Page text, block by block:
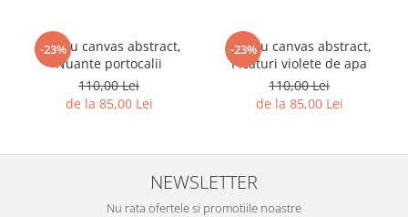
-23%
Tablou canvas abstract,
Nuante portocalii
110,00 Lei
de la 85,00 Lei
-23%
Tablou canvas abstract,
Picaturi violete de apa
110,00 Lei
de la 85,00 Lei
NEWSLETTER
Nu rata ofertele si promotiile noastre